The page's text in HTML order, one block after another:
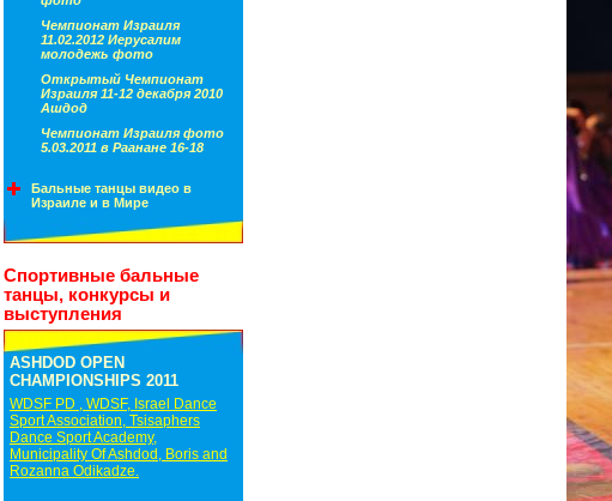
Чемпионат Израиля
11.02.2012 Иерусалим
молодежь фото
Открытый Чемпионат
Израиля 11-12 декабря 2010
Ашдод
Чемпионат Израиля фото
5.03.2011 в Раанане 16-18
Бальные танцы видео в
Израиле и в Мире
Спортивные бальные
танцы, конкурсы и
выступления
ASHDOD OPEN
CHAMPIONSHIPS 2011
WDSF PD , WDSF, Israel Dance
Sport Association, Tsisaphers
Dance Sport Academy,
Municipality Of Ashdod, Boris and
Rozanna Odikadze.